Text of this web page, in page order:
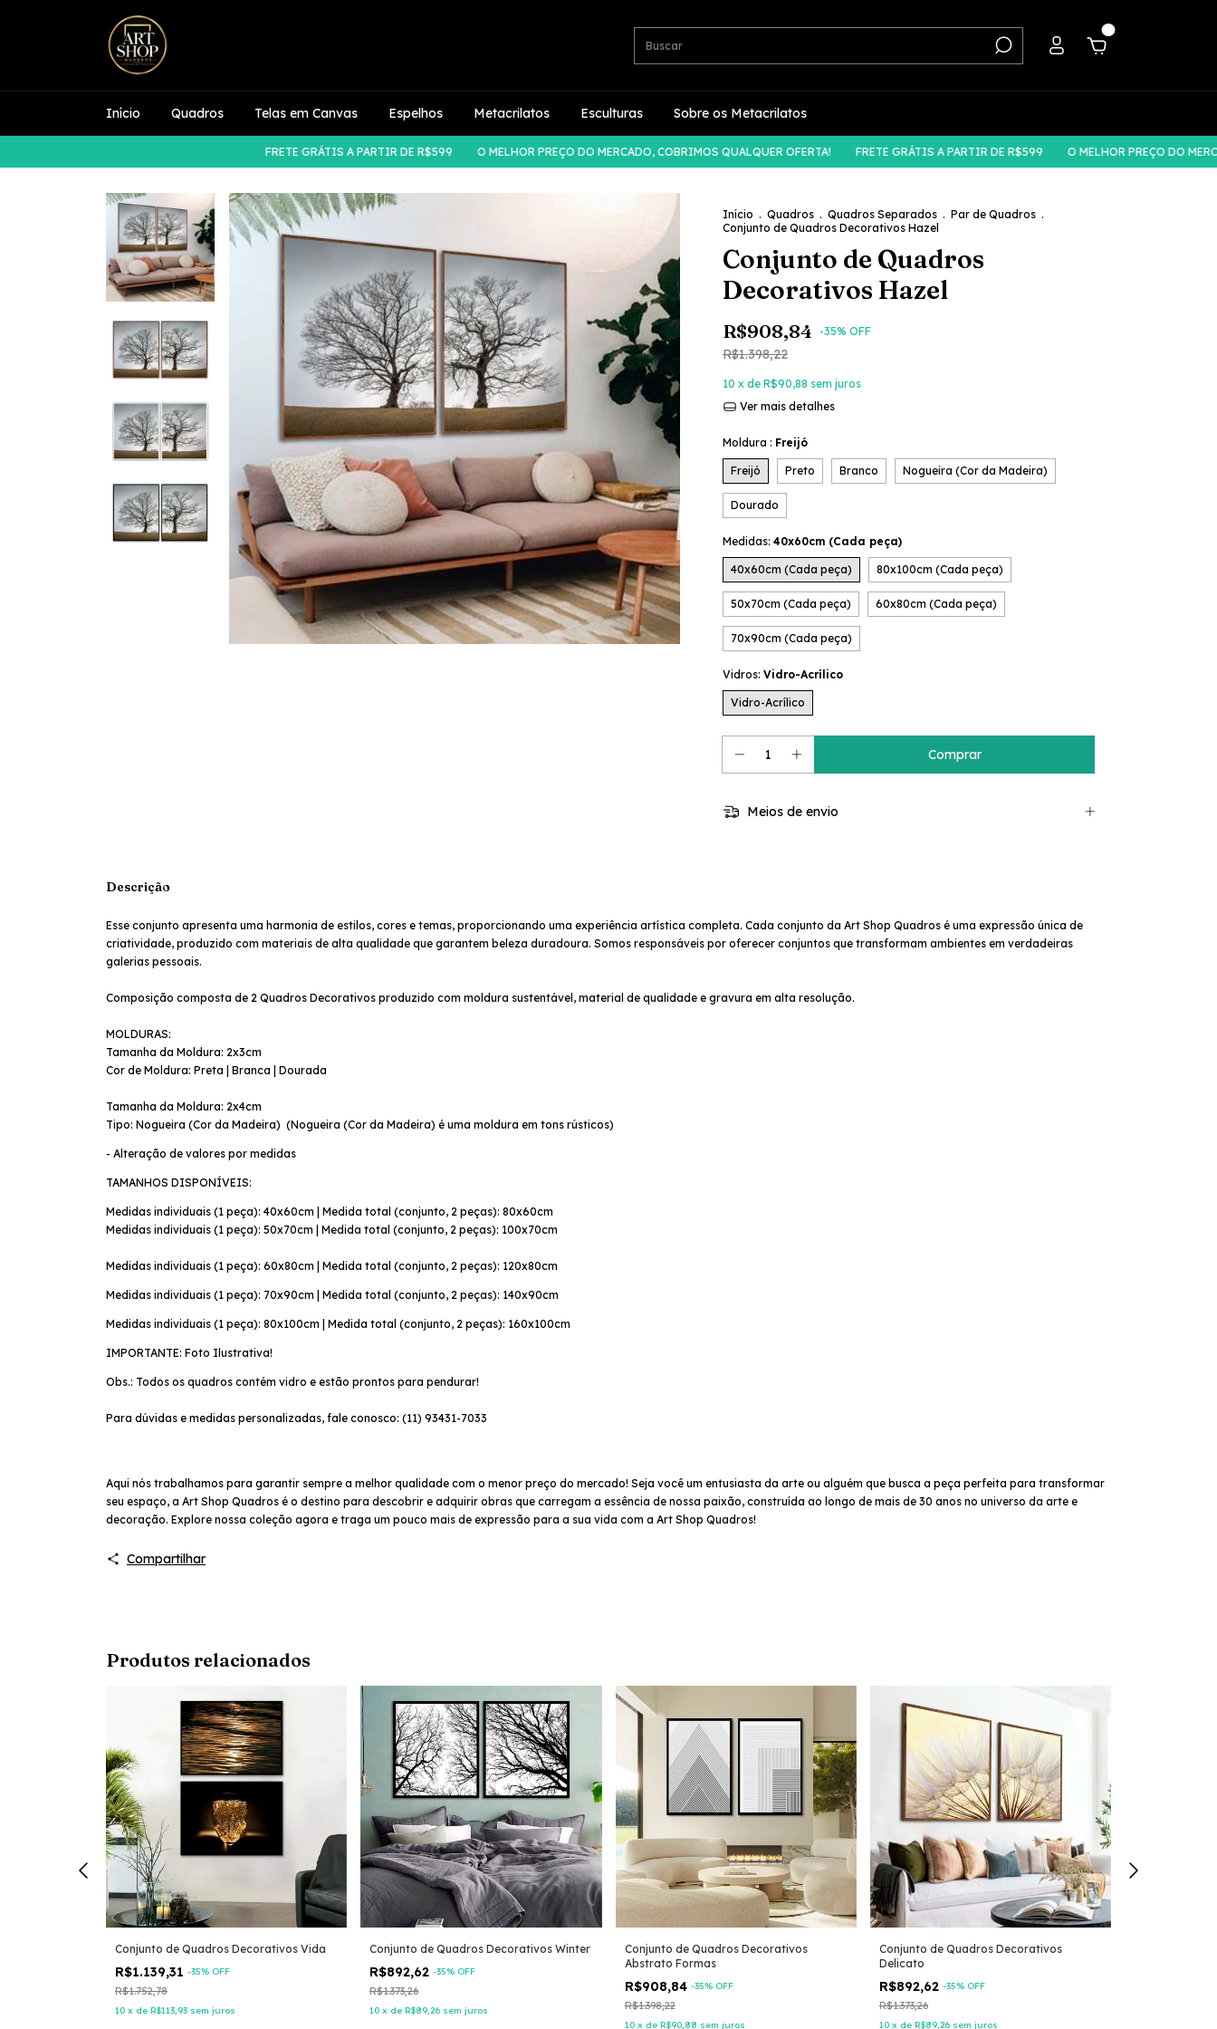
Início Quadros Telas em Canvas Espelhos Metacrilatos Esculturas Sobre os Metacrilatos
FRETE GRÁTIS A PARTIR DE R$599 O MELHOR PREÇO DO MERCADO, COBRIMOS QUALQUER OFERTA! FRETE GRÁTIS A PARTIR DE R$599 O MELHOR PREÇO DO MERCADO,
Início . Quadros . Quadros Separados . Par de Quadros .
Conjunto de Quadros Decorativos Hazel
Conjunto de Quadros
Decorativos Hazel
R$908,84 -35% OFF
R$1.398,22
10 x de R$90,88 sem juros
Ver mais detalhes
Moldura : Freijó
Freijó Preto Branco Nogueira (Cor da Madeira)
Dourado
Medidas: 40x60cm (Cada peça)
40x60cm (Cada peça) 80x100cm (Cada peça)
50x70cm (Cada peça) 60x80cm (Cada peça)
70x90cm (Cada peça)
Vidros: Vidro-Acrílico
Vidro-Acrílico
Meios de envio
Descrição
Esse conjunto apresenta uma harmonia de estilos, cores e temas, proporcionando uma experiência artística completa. Cada conjunto da Art Shop Quadros é uma expressão única de
criatividade, produzido com materiais de alta qualidade que garantem beleza duradoura. Somos responsáveis por oferecer conjuntos que transformam ambientes em verdadeiras
galerias pessoais.
Composição composta de 2 Quadros Decorativos produzido com moldura sustentável, material de qualidade e gravura em alta resolução.
MOLDURAS:
Tamanha da Moldura: 2x3cm
Cor de Moldura: Preta | Branca | Dourada
Tamanha da Moldura: 2x4cm
Tipo: Nogueira (Cor da Madeira) (Nogueira (Cor da Madeira) é uma moldura em tons rústicos)
- Alteração de valores por medidas
TAMANHOS DISPONÍVEIS:
Medidas individuais (1 peça): 40x60cm | Medida total (conjunto, 2 peças): 80x60cm
Medidas individuais (1 peça): 50x70cm | Medida total (conjunto, 2 peças): 100x70cm
Medidas individuais (1 peça): 60x80cm | Medida total (conjunto, 2 peças): 120x80cm
Medidas individuais (1 peça): 70x90cm | Medida total (conjunto, 2 peças): 140x90cm
Medidas individuais (1 peça): 80x100cm | Medida total (conjunto, 2 peças): 160x100cm
IMPORTANTE: Foto Ilustrativa!
Obs.: Todos os quadros contém vidro e estão prontos para pendurar!
Para dúvidas e medidas personalizadas, fale conosco: (11) 93431-7033
Aqui nós trabalhamos para garantir sempre a melhor qualidade com o menor preço do mercado! Seja você um entusiasta da arte ou alguém que busca a peça perfeita para transformar
seu espaço, a Art Shop Quadros é o destino para descobrir e adquirir obras que carregam a essência de nossa paixão, construída ao longo de mais de 30 anos no universo da arte e
decoração. Explore nossa coleção agora e traga um pouco mais de expressão para a sua vida com a Art Shop Quadros!
Compartilhar
Produtos relacionados
Conjunto de Quadros Decorativos Vida
R$1.139,31 -35% OFF
R$1.752,78
10 x de R$113,93 sem juros
Conjunto de Quadros Decorativos Winter
R$892,62-35% OFF
R$1.373,26
10 x deR$89,26 sem juros
Conjunto de Quadros Decorativos
Abstrato Formas
R$908,84 -35% OFF
R$1.398,22
10 x de R$90,88 sem juros
Conjunto de Quadros Decorativos
Delicato
R$892,62 -35% OFF
R$1.373,26
10 x de R$89,26 sem juros